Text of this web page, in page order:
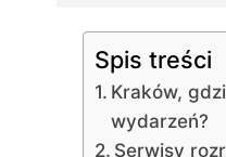
Spis treści
Kraków,
wydarzeń?
Serwisy